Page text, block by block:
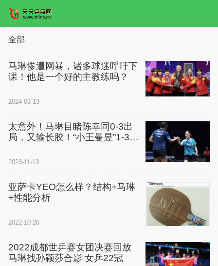
全部
马琳惨遭网暴，诸多球迷呼吁下
课！他是一个好的主教练吗？
2024-03-13
太意外！马琳目睹陈幸同0-3出
局，又输长胶！“小王曼昱”1-3负
2023-11-13
亚萨卡YEO怎么样？结构+马琳
+性能分析
2022-10-26
2022成都世乒赛女团决赛回放
马琳找孙颖莎合影 女乒22冠